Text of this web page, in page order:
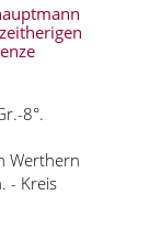
8°.
Werthern
- Kreis